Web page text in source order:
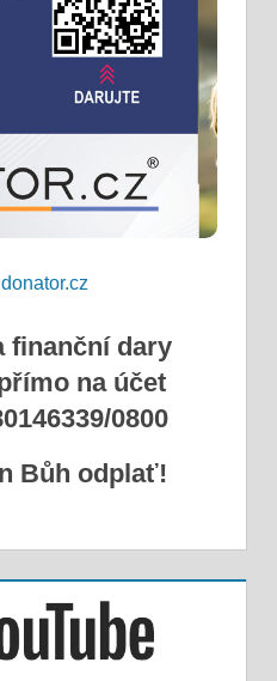
finanční dary
na účet
0800
Bůh odplať!